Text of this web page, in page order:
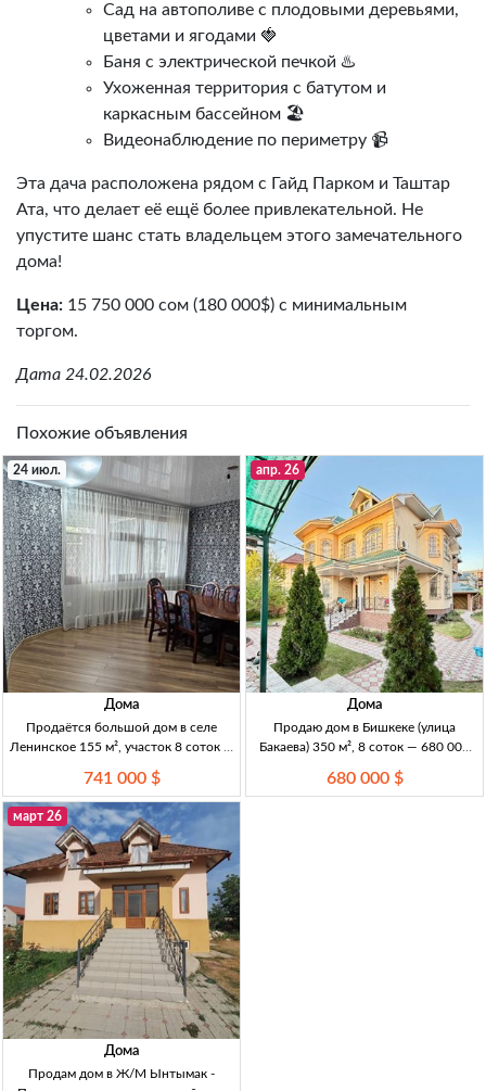
Сад на автополиве с плодовыми деревьями,
цветами и ягодами 🍓
Баня с электрической печкой ♨️
Ухоженная территория с батутом и
каркасным бассейном 🏖️
Видеонаблюдение по периметру 📹
Эта дача расположена рядом с Гайд Парком и Таштар
Ата, что делает её ещё более привлекательной. Не
упустите шанс стать владельцем этого замечательного
дома!
Цена: 15 750 000 сом (180 000$) с минимальным
торгом.
Дата 24.02.2026
Похожие объявления
24 июл.
Дома
Продаётся большой дом в селе
Ленинское 155 м², участок 8 соток —
уч. 8 сот., с. Ленинское (рядом с
Объездной). Газ, вода, эл-во (все
коммуникации), газов
741 000 $
апр. 26
Дома
Продаю дом в Бишкеке (улица
Бакаева) 350 м², 8 соток — 680 000
(20×40), кирпич, 2017г. 5спален, 3
680 000 $
март 26
Дома
Продам дом в Ж/М Ынтымак -